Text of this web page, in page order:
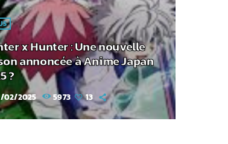
x Hunter : Une nouvelle
annoncée à Anime Japan
?
02/2025 5973 13